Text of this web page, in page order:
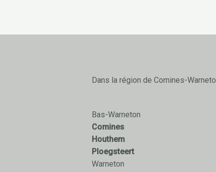
Dans la région de Comines-
Bas-Warneton
Comines
Houthem
Ploegsteert
Warneton